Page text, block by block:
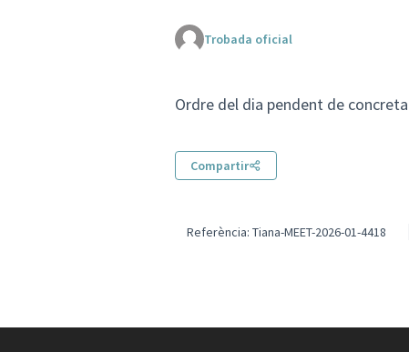
Trobada oficial
Ordre del dia pendent de
Compartir
Referència: Tiana-MEET-2026-01-4418